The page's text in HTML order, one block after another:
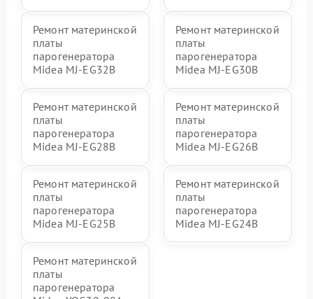
Ремонт материнской
платы
парогенератора
Midea MJ-EG32B
Ремонт материнской
платы
парогенератора
Midea MJ-EG30B
Ремонт материнской
платы
парогенератора
Midea MJ-EG28B
Ремонт материнской
платы
парогенератора
Midea MJ-EG26B
Ремонт материнской
платы
парогенератора
Midea MJ-EG25B
Ремонт материнской
платы
парогенератора
Midea MJ-EG24B
Ремонт материнской
платы
парогенератора